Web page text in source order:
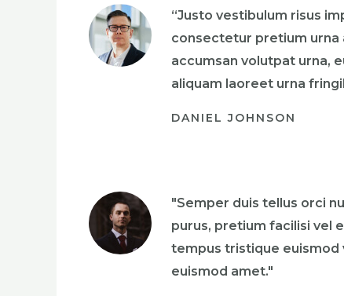
“Justo vestibulum risus
consectetur pretium urna
accumsan volutpat urna,
aliquam laoreet urna
DANIEL JOHNSON
"Semper duis tellus orci
purus, pretium facilisi vel
tempus tristique euismod
euismod amet."